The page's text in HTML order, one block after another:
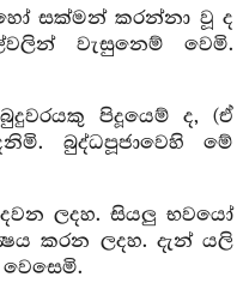
හෝ සක්මන් කරන්නා වූ ද
වැසුනෙම් වෙමි.
පිදූයෙම් ද, (ඒ
බුද්ධපූජාවෙහි මේ
ලදහ. සියලු භවයෝ
කරන ලදහ. දැන් යලි